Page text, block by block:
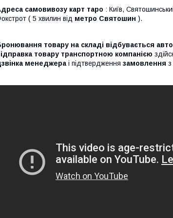
самовивозу карт таро : Київ,
( 5 хвилин від метро Святошин ).
товару на складі відбувається
товару транспортною компанією
менеджера і підтвердження замовлення з